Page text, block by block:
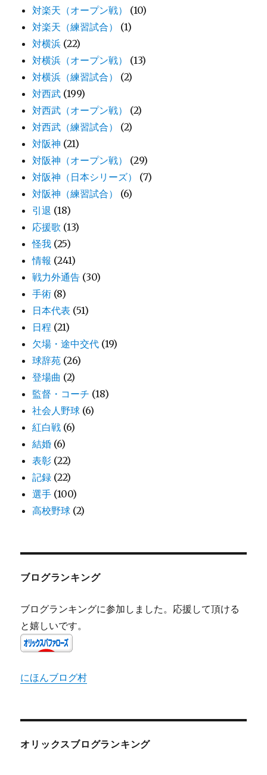
対楽天（オープン戦）
(10)
対楽天（練習試合）
(1)
対横浜 (22)
対横浜（オープン戦）
(13)
対横浜（練習試合）
(2)
対西武 (199)
対西武（オープン戦）
(2)
対西武（練習試合）
(2)
対阪神 (21)
対阪神（オープン戦）
(29)
対阪神（日本シリーズ）
(7)
対阪神（練習試合）
(6)
引退 (18)
応援歌 (13)
怪我 (25)
情報 (241)
戦力外通告 (30)
手術 (8)
日本代表 (51)
日程 (21)
欠場・途中交代 (19)
球辞苑 (26)
登場曲 (2)
監督・コーチ (18)
社会人野球 (6)
紅白戦 (6)
結婚 (6)
表彰 (22)
記録 (22)
選手 (100)
高校野球 (2)
ブログランキング
ブログランキングに参加しました。応援して頂ける
と嬉しいです。
にほんブログ村
オリックスブログランキング